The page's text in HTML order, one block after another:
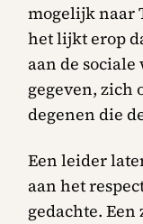
mogelijk naar
het lijkt erop
aan de
gegeven, zich
degenen die
Een leider
aan het
gedachte.